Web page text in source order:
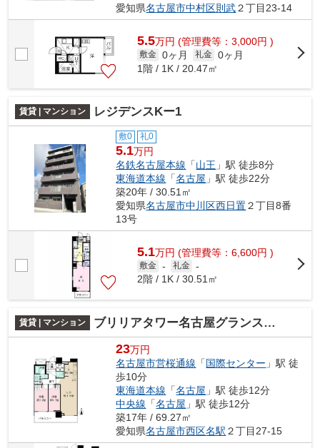
愛知県名古屋市中村区則武２丁目23-14
5.5万円 (管理費等：3,000円 )
敷金 0ヶ月 礼金 0ヶ月
1階 / 1K / 20.47㎡
賃貸 | マンション レジデンスKー1
敷0 礼0
5.1万円
名鉄名古屋本線 「山王 」駅 徒歩8分
東海道本線 「名古屋 」駅 徒歩22分
築20年 / 30.51㎡
愛知県名古屋市中川区西日置２丁目8番
13号
5.1万円 (管理費等：6,600円 )
敷金 - 礼金 -
2階 / 1K / 30.51㎡
賃貸 | マンション ブリリアタワー名古屋グランスイート
23万円
名古屋市営桜通線 「国際センター 」駅 徒
歩10分
東海道本線 「名古屋 」駅 徒歩12分
中央線 「名古屋 」駅 徒歩12分
築17年 / 69.27㎡
愛知県名古屋市西区名駅 ２丁目27-15